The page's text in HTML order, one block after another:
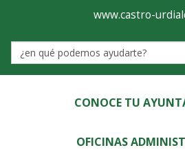
Ayuntamiento
de
Castro-
Urdiales
www.castro-
Label
CONOCE TU
OFICINAS